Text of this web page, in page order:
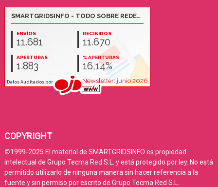
COPYRIGHT
©1999-2025 El material de SMARTGRIDSINFO es propiedad
intelectual de Grupo Tecma Red S.L. y está protegido por ley. No está
permitido utilizarlo de ninguna manera sin hacer referencia a la
fuente y sin permiso por escrito de Grupo Tecma Red S.L.